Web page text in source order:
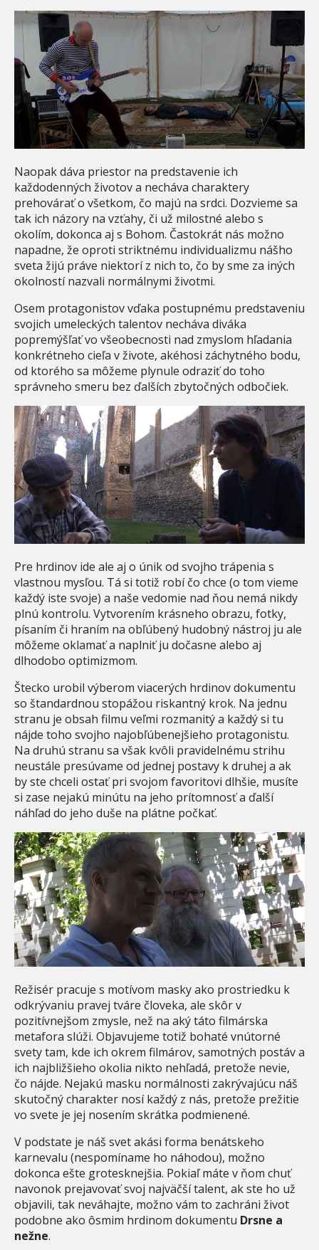
Naopak dáva priestor na predstavenie ich
každodenných životov a necháva charaktery
prehovárať o všetkom, čo majú na srdci. Dozvieme sa
tak ich názory na vzťahy, či už milostné alebo s
okolím, dokonca aj s Bohom. Častokrát nás možno
napadne, že oproti striktnému individualizmu nášho
sveta žijú práve niektorí z nich to, čo by sme za iných
okolností nazvali normálnymi životmi.
Osem protagonistov vďaka postupnému predstaveniu
svojich umeleckých talentov necháva diváka
popremýšľať vo všeobecnosti nad zmyslom hľadania
konkrétneho cieľa v živote, akéhosi záchytného bodu,
od ktorého sa môžeme plynule odraziť do toho
správneho smeru bez ďalších zbytočných odbočiek.
Pre hrdinov ide ale aj o únik od svojho trápenia s
vlastnou mysľou. Tá si totiž robí čo chce (o tom vieme
každý iste svoje) a naše vedomie nad ňou nemá nikdy
plnú kontrolu. Vytvorením krásneho obrazu, fotky,
písaním či hraním na obľúbený hudobný nástroj ju ale
môžeme oklamať a naplniť ju dočasne alebo aj
dlhodobo optimizmom.
Štecko urobil výberom viacerých hrdinov dokumentu
so štandardnou stopážou riskantný krok. Na jednu
stranu je obsah filmu veľmi rozmanitý a každý si tu
nájde toho svojho najobľúbenejšieho protagonistu.
Na druhú stranu sa však kvôli pravidelnému strihu
neustále presúvame od jednej postavy k druhej a ak
by ste chceli ostať pri svojom favoritovi dlhšie, musíte
si zase nejakú minútu na jeho prítomnosť a ďalší
náhľad do jeho duše na plátne počkať.
Režisér pracuje s motívom masky ako prostriedku k
odkrývaniu pravej tváre človeka, ale skôr v
pozitívnejšom zmysle, než na aký táto filmárska
metafora slúži. Objavujeme totiž bohaté vnútorné
svety tam, kde ich okrem filmárov, samotných postáv a
ich najbližšieho okolia nikto nehľadá, pretože nevie,
čo nájde. Nejakú masku normálnosti zakrývajúcu náš
skutočný charakter nosí každý z nás, pretože prežitie
vo svete je jej nosením skrátka podmienené.
V podstate je náš svet akási forma benátskeho
karnevalu (nespomíname ho náhodou), možno
dokonca ešte grotesknejšia. Pokiaľ máte v ňom chuť
navonok prejavovať svoj najväčší talent, ak ste ho už
objavili, tak neváhajte, možno vám to zachráni život
podobne ako ôsmim hrdinom dokumentu Drsne a
nežne.